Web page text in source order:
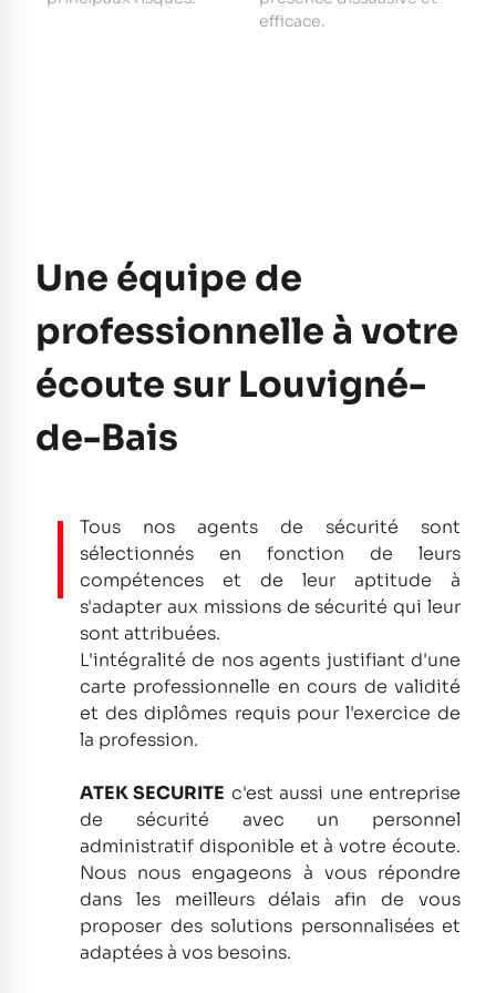
efficace.
Une équipe de
professionnelle à votre
écoute sur Louvigné-
de-Bais
Tous nos agents de sécurité sont
sélectionnés en fonction de leurs
compétences et de leur aptitude à
s'adapter aux missions de sécurité qui leur
sont attribuées.
L'intégralité de nos agents justifiant d'une
carte professionnelle en cours de validité
et des diplômes requis pour l'exercice de
la profession.
ATEK SECURITE c'est aussi une entreprise
de sécurité avec un personnel
administratif disponible et à votre écoute.
Nous nous engageons à vous répondre
dans les meilleurs délais afin de vous
proposer des solutions personnalisées et
adaptées à vos besoins.